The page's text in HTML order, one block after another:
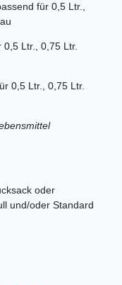
für 0,5 Ltr.,
0,5 Ltr., 0,75 Ltr.
0,5 Ltr., 0,75 Ltr.
oder
und/oder Standard